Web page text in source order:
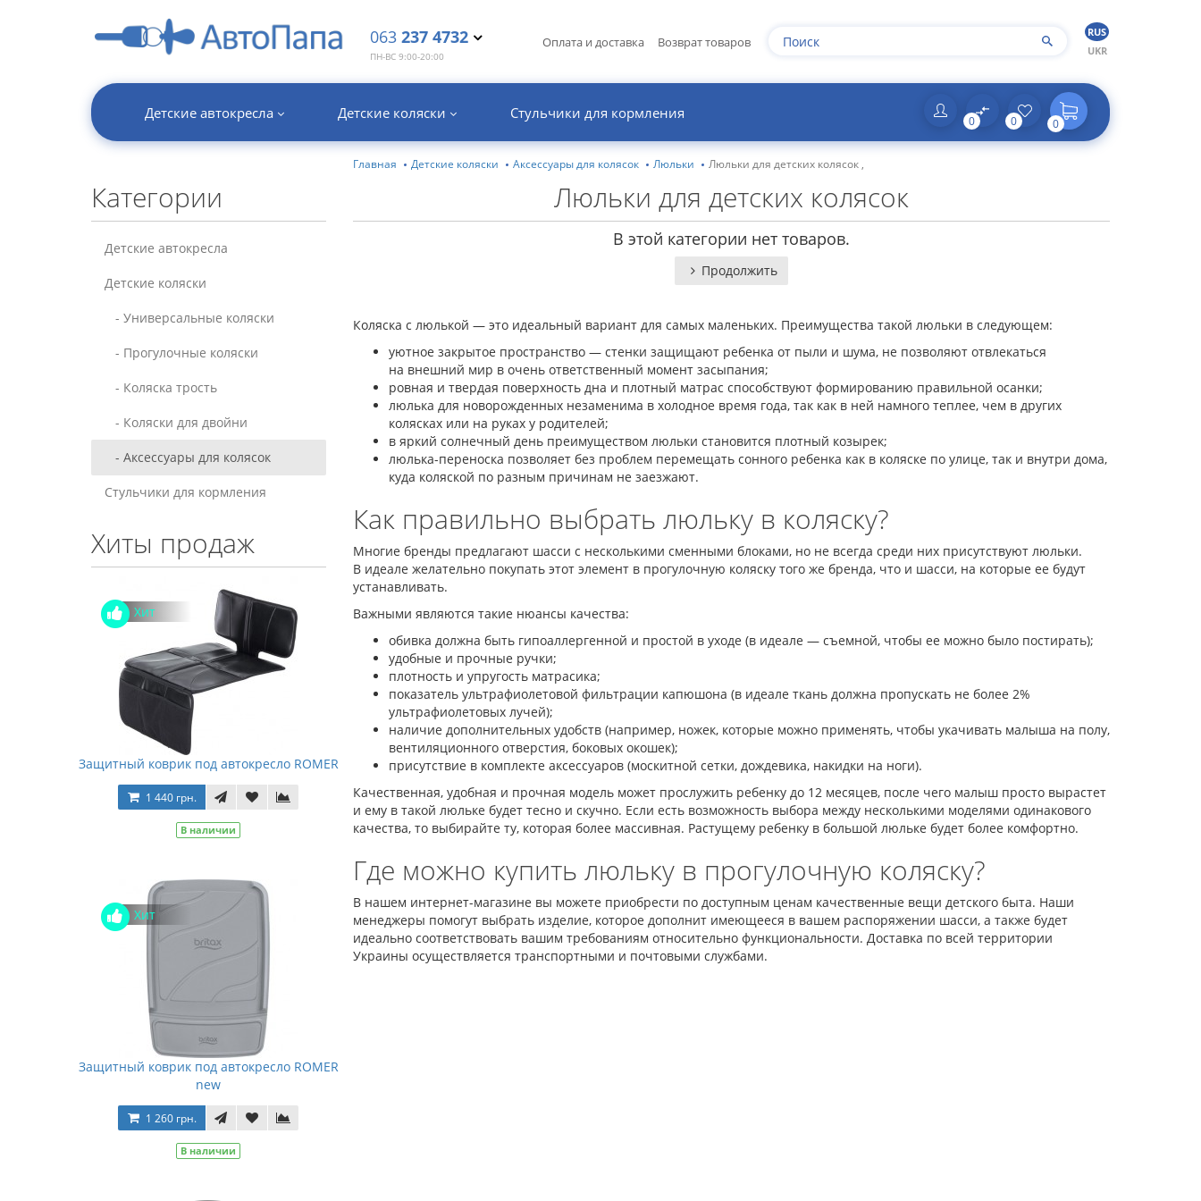
063 237 4732
ПН-ВС 9:00-20:00
Оплата и доставка Возврат товаров
RUS
UKR
Детские автокресла Детские коляски Стульчики для кормления 0 0 0
Категории
Детские автокресла
Детские коляски
- Универсальные коляски
- Прогулочные коляски
- Коляска трость
- Коляски для двойни
- Аксессуары для колясок
Стульчики для кормления
Хиты продаж
Хит
Защитный коврик под автокресло ROMER
1 440 грн.
В наличии
Хит
Защитный коврик под автокресло ROMER
new
1 260 грн.
В наличии
Главная Детские коляски Аксессуары для колясок Люльки Люльки для детских колясок ,
Люльки для детских колясок
В этой категории нет товаров.
Продолжить
Коляска с люлькой — это идеальный вариант для самых маленьких. Преимущества такой люльки в следующем:
уютное закрытое пространство — стенки защищают ребенка от пыли и шума, не позволяют отвлекаться
на внешний мир в очень ответственный момент засыпания;
ровная и твердая поверхность дна и плотный матрас способствуют формированию правильной осанки;
люлька для новорожденных незаменима в холодное время года, так как в ней намного теплее, чем в других
колясках или на руках у родителей;
в яркий солнечный день преимуществом люльки становится плотный козырек;
люлька-переноска позволяет без проблем перемещать сонного ребенка как в коляске по улице, так и внутри дома,
куда коляской по разным причинам не заезжают.
Как правильно выбрать люльку в коляску?
Многие бренды предлагают шасси с несколькими сменными блоками, но не всегда среди них присутствуют люльки.
В идеале желательно покупать этот элемент в прогулочную коляску того же бренда, что и шасси, на которые ее будут
устанавливать.
Важными являются такие нюансы качества:
обивка должна быть гипоаллергенной и простой в уходе (в идеале — съемной, чтобы ее можно было постирать);
удобные и прочные ручки;
плотность и упругость матрасика;
показатель ультрафиолетовой фильтрации капюшона (в идеале ткань должна пропускать не более 2%
ультрафиолетовых лучей);
наличие дополнительных удобств (например, ножек, которые можно применять, чтобы укачивать малыша на полу,
вентиляционного отверстия, боковых окошек);
присутствие в комплекте аксессуаров (москитной сетки, дождевика, накидки на ноги).
Качественная, удобная и прочная модель может прослужить ребенку до 12 месяцев, после чего малыш просто вырастет
и ему в такой люльке будет тесно и скучно. Если есть возможность выбора между несколькими моделями одинакового
качества, то выбирайте ту, которая более массивная. Растущему ребенку в большой люльке будет более комфортно.
Где можно купить люльку в прогулочную коляску?
В нашем интернет-магазине вы можете приобрести по доступным ценам качественные вещи детского быта. Наши
менеджеры помогут выбрать изделие, которое дополнит имеющееся в вашем распоряжении шасси, а также будет
идеально соответствовать вашим требованиям относительно функциональности. Доставка по всей территории
Украины осуществляется транспортными и почтовыми службами.